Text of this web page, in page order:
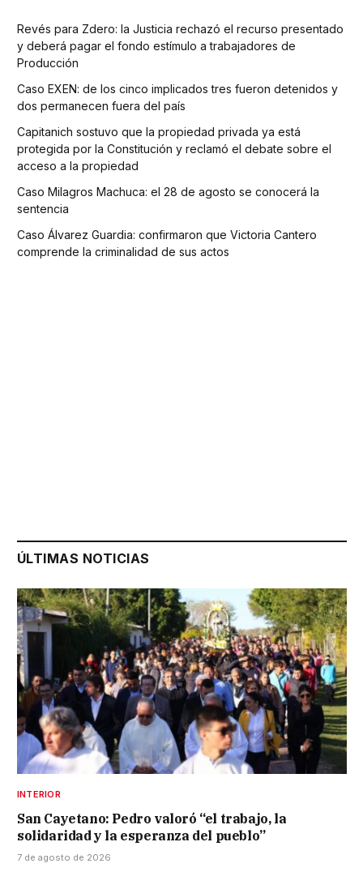
Revés para Zdero: la Justicia rechazó el recurso presentado
y deberá pagar el fondo estímulo a trabajadores de
Producción
Caso EXEN: de los cinco implicados tres fueron detenidos y
dos permanecen fuera del país
Capitanich sostuvo que la propiedad privada ya está
protegida por la Constitución y reclamó el debate sobre el
acceso a la propiedad
Caso Milagros Machuca: el 28 de agosto se conocerá la
sentencia
Caso Álvarez Guardia: confirmaron que Victoria Cantero
comprende la criminalidad de sus actos
ÚLTIMAS NOTICIAS
INTERIOR
San Cayetano: Pedro valoró “el trabajo, la
solidaridad y la esperanza del pueblo”
7 de agosto de 2026